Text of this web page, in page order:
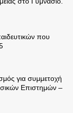
που
για συμμετοχή
Επιστημών –